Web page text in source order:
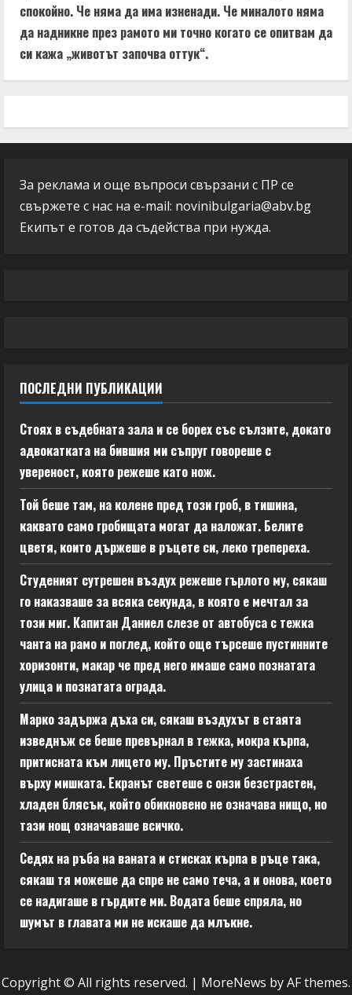
спокойно. Че няма да има изненади. Че миналото няма
да надникне през рамото ми точно когато се опитвам да
си кажа „животът започва оттук“.
За реклама и още въпроси свързани с ПР се
свържете с нас на e-mail: novinibulgaria@abv.bg
Екипът е готов да съдейства при нужда.
ПОСЛЕДНИ ПУБЛИКАЦИИ
Стоях в съдебната зала и се борех със сълзите, докато
адвокатката на бившия ми съпруг говореше с
увереност, която режеше като нож.
Той беше там, на колене пред този гроб, в тишина,
каквато само гробищата могат да наложат. Белите
цветя, които държеше в ръцете си, леко трепереха.
Студеният сутрешен въздух режеше гърлото му, сякаш
го наказваше за всяка секунда, в която е мечтал за
този миг. Капитан Даниел слезе от автобуса с тежка
чанта на рамо и поглед, който още търсеше пустинните
хоризонти, макар че пред него имаше само познатата
улица и познатата ограда.
Марко задържа дъха си, сякаш въздухът в стаята
изведнъж се беше превърнал в тежка, мокра кърпа,
притисната към лицето му. Пръстите му застинаха
върху мишката. Екранът светеше с онзи безстрастен,
хладен блясък, който обикновено не означава нищо, но
тази нощ означаваше всичко.
Седях на ръба на ваната и стисках кърпа в ръце така,
сякаш тя можеше да спре не само теча, а и онова, което
се надигаше в гърдите ми. Водата беше спряла, но
шумът в главата ми не искаше да млъкне.
Copyright © All rights reserved. | MoreNews by AF themes.